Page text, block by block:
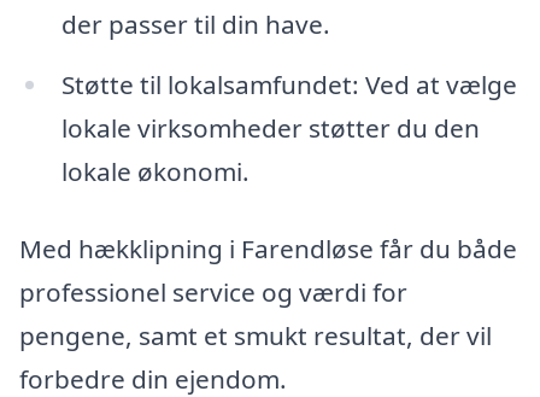
der passer til din have.
Støtte til lokalsamfundet: Ved at vælge
lokale virksomheder støtter du den
lokale økonomi.
Med hækklipning i Farendløse får du både
professionel service og værdi for
pengene, samt et smukt resultat, der vil
forbedre din ejendom.